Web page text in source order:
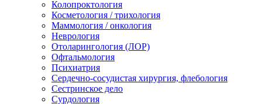
Колопроктология
Косметология / трихология
Маммология / онкология
Неврология
Отоларингология (ЛОР)
Офтальмология
Психиатрия
Сердечно-сосудистая хирургия, флебология
Сестринское дело
Сурдология